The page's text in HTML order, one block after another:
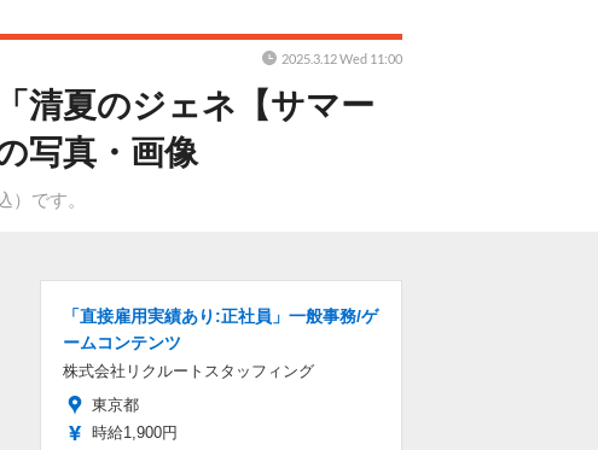
清夏のジェネ【サマー
写真・画像
です。
2025.3.12 Wed 11:00
「直接雇用実績あり:正社員」一般事務/ゲ
ームコンテンツ
株式会社リクルートスタッフィング
東京都
時給1,900円